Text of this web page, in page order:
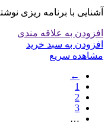
آشنایی با برنامه ریزی
افزودن به علاقه مندی
افزودن به سبد خرید
مشاهده سریع
←
1
2
3
…